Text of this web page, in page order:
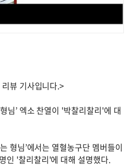
뷰 기사입니다.>
님’ 엑소 찬열이 '박찰리찰리'에 대
형님’에서는 열혈농구단 멤버들이
인 '찰리찰리'에 대해 설명했다.